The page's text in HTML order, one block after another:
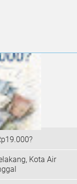
Kota Air